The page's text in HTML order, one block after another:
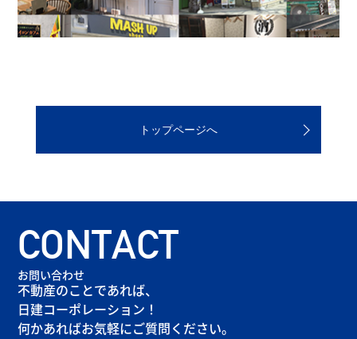
トップページへ
CONTACT
お問い合わせ
不動産のことであれば、
日建コーポレーション！
何かあればお気軽にご質問ください。